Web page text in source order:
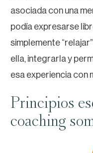
asociada con una
podía expresarse
simplemente
ella, integrarla y
esa experiencia con
Principios
coaching